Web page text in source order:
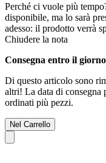
Perché ci vuole più
disponibile, ma lo sarà
adesso: il prodotto verrà
Chiudere la nota
Consegna entro il
Di questo articolo sono
altri! La data di consegna
ordinati più pezzi.
Nel Carrello